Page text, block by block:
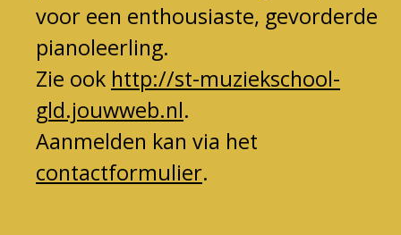
voor een enthousiaste, gevorderde
pianoleerling.
Zie ook http://st-muziekschool-
gld.jouwweb.nl.
Aanmelden kan via het
contactformulier.